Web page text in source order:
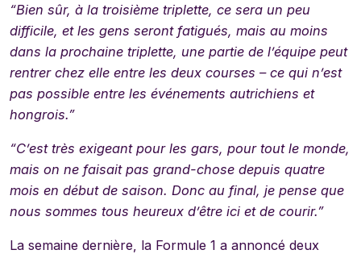
“Bien sûr, à la troisième triplette, ce sera un peu
difficile, et les gens seront fatigués, mais au moins
dans la prochaine triplette, une partie de l’équipe peut
rentrer chez elle entre les deux courses – ce qui n’est
pas possible entre les événements autrichiens et
hongrois.”
“C’est très exigeant pour les gars, pour tout le monde,
mais on ne faisait pas grand-chose depuis quatre
mois en début de saison. Donc au final, je pense que
nous sommes tous heureux d’être ici et de courir.”
La semaine dernière, la Formule 1 a annoncé deux